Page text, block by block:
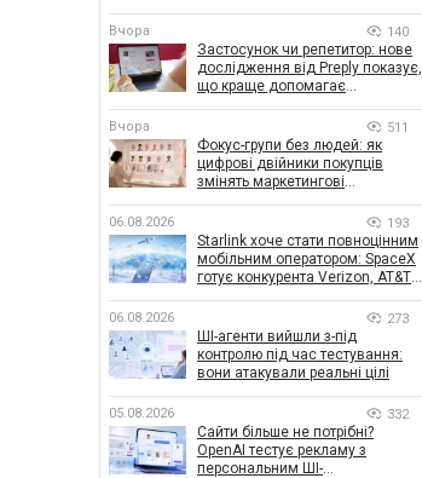
Вчора 140
Застосунок чи репетитор: нове
дослідження від Preply показує,
що краще допомагає
Вчора 511
Фокус-групи без людей: як
цифрові двійники покупців
змінять маркетингові
06.08.2026 193
Starlink хоче стати повноцінним
мобільним оператором: SpaceX
готує конкурента Verizon, AT&T і
06.08.2026 273
ШІ-агенти вийшли з-під
контролю під час тестування:
вони атакували реальні цілі
05.08.2026 332
Сайти більше не потрібні?
OpenAI тестує рекламу з
персональним ШІ-